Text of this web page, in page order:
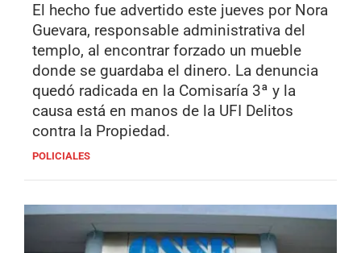
El hecho fue advertido este jueves por Nora
Guevara, responsable administrativa del
templo, al encontrar forzado un mueble
donde se guardaba el dinero. La denuncia
quedó radicada en la Comisaría 3ª y la
causa está en manos de la UFI Delitos
contra la Propiedad.
POLICIALES